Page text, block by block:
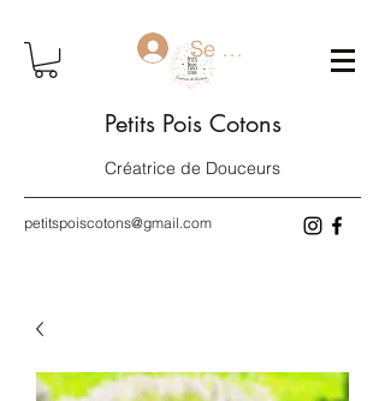
Petits Pois Cotons
Créatrice de Douceurs
petitspoiscotons@gmail.com
Se connecter